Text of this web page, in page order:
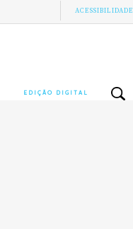
ACESSIBILIDADE
EDIÇÃO DIGITAL